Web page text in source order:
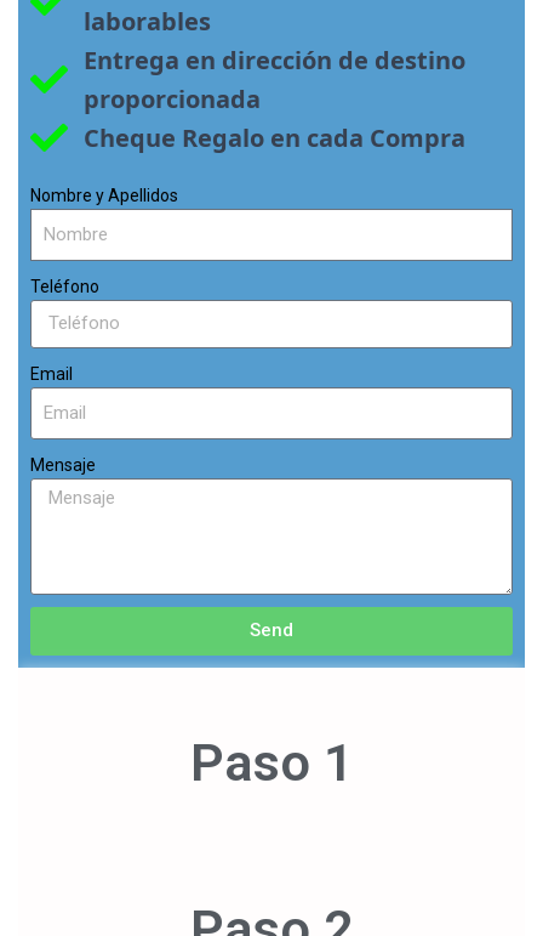
laborables
Entrega en dirección de destino
proporcionada
Cheque Regalo en cada Compra
Nombre y Apellidos
Teléfono
Email
Mensaje
Send
Paso 1